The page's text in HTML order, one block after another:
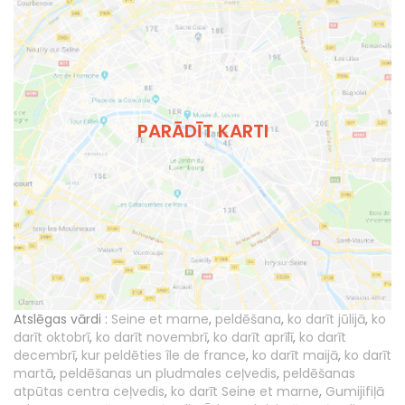
PARĀDĪT KARTI
Atslēgas vārdi : Seine et marne, peldēšana, ko darīt jūlijā, ko
darīt oktobrī, ko darīt novembrī, ko darīt aprīlī, ko darīt
decembrī, kur peldēties île de france, ko darīt maijā, ko darīt
martā, peldēšanas un pludmales ceļvedis, peldēšanas
atpūtas centra ceļvedis, ko darīt Seine et marne, Gumijifiļā